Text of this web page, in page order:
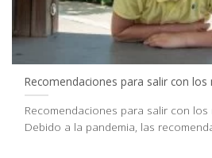
Recomendaciones para salir con
Recomendaciones para salir con
Debido a la pandemia, las